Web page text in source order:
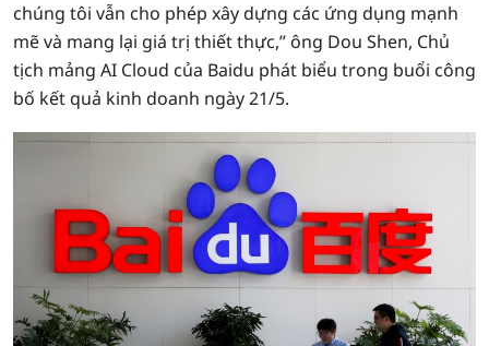
chúng tôi vẫn cho phép xây dựng các ứng dụng mạnh
mẽ và mang lại giá trị thiết thực,” ông Dou Shen, Chủ
tịch mảng AI Cloud của Baidu phát biểu trong buổi công
bố kết quả kinh doanh ngày 21/5.